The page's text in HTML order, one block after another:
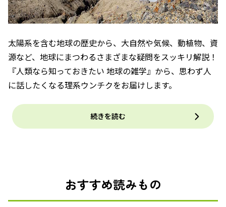
太陽系を含む地球の歴史から、大自然や気候、動植物、資
源など、地球にまつわるさまざまな疑問をスッキリ解説！
『人類なら知っておきたい 地球の雑学』から、思わず人
に話したくなる理系ウンチクをお届けします。
続きを読む
おすすめ読みもの